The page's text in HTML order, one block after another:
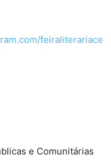
feiraliterariace
e Comunitárias